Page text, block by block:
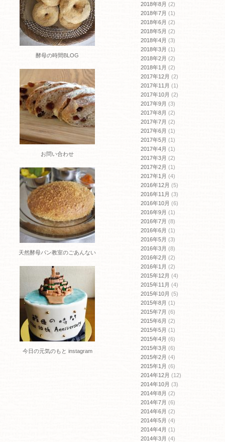
酵母の時間BLOG
お問い合わせ
天然酵母パン教室のごあんない
今日の元気のもと instagram
2018年8月 (2)
2018年7月 (1)
2018年6月 (2)
2018年5月 (2)
2018年4月 (3)
2018年3月 (1)
2018年2月 (2)
2018年1月 (2)
2017年12月 (2)
2017年11月 (1)
2017年10月 (2)
2017年9月 (3)
2017年8月 (2)
2017年7月 (2)
2017年6月 (1)
2017年5月 (1)
2017年4月 (1)
2017年3月 (2)
2017年2月 (1)
2017年1月 (4)
2016年12月 (5)
2016年11月 (3)
2016年10月 (6)
2016年9月 (1)
2016年7月 (8)
2016年6月 (1)
2016年5月 (3)
2016年3月 (8)
2016年2月 (2)
2016年1月 (2)
2015年12月 (4)
2015年11月 (4)
2015年10月 (5)
2015年8月 (1)
2015年7月 (6)
2015年6月 (2)
2015年5月 (1)
2015年4月 (6)
2015年3月 (6)
2015年2月 (4)
2015年1月 (6)
2014年12月 (12)
2014年10月 (3)
2014年8月 (2)
2014年7月 (6)
2014年6月 (2)
2014年5月 (4)
2014年4月 (1)
2014年3月 (4)